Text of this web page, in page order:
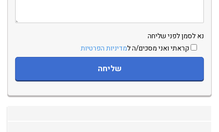
נא לסמן לפני שליחה
קראתי ואני מסכים/ה למדיניות הפרטיות